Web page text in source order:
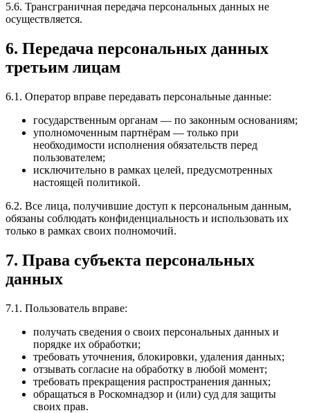
5.6. Трансграничная передача персональных данных не
осуществляется.
6. Передача персональных данных
третьим лицам
6.1. Оператор вправе передавать персональные данные:
государственным органам — по законным основаниям;
уполномоченным партнёрам — только при
необходимости исполнения обязательств перед
пользователем;
исключительно в рамках целей, предусмотренных
настоящей политикой.
6.2. Все лица, получившие доступ к персональным данным,
обязаны соблюдать конфиденциальность и использовать их
только в рамках своих полномочий.
7. Права субъекта персональных
данных
7.1. Пользователь вправе:
получать сведения о своих персональных данных и
порядке их обработки;
требовать уточнения, блокировки, удаления данных;
отзывать согласие на обработку в любой момент;
требовать прекращения распространения данных;
обращаться в Роскомнадзор и (или) суд для защиты
своих прав.